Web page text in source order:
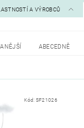
A VÝROBCŮ
ABECEDNĚ
Kód: SF21026